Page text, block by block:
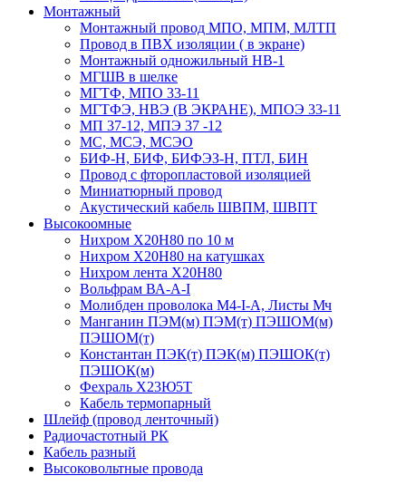
Монтажный
Монтажный провод МПО, МПМ, МЛТП
Провод в ПВХ изоляции ( в экране)
Монтажный одножильный HB-1
МГШВ в шелке
МГТФ, МПО 33-11
МГТФЭ, НВЭ (В ЭКРАНЕ), МПОЭ 33-11
МП 37-12, МПЭ 37 -12
МС, МСЭ, МСЭО
БИФ-Н, БИФ, БИФЭЗ-Н, ПТЛ, БИН
Провод с фторопластовой изоляцией
Миниатюрный провод
Акустический кабель ШВПМ, ШВПТ
Высокоомные
Нихром Х20Н80 по 10 м
Нихром Х20Н80 на катушках
Нихром лента Х20Н80
Вольфрам ВА-А-I
Молибден проволока М4-I-А, Листы Мч
Манганин ПЭМ(м) ПЭМ(т) ПЭШОМ(м)
ПЭШОМ(т)
Константан ПЭК(т) ПЭК(м) ПЭШОК(т)
ПЭШОК(м)
Фехраль Х23Ю5Т
Кабель термопарный
Шлейф (провод ленточный)
Радиочастотный РК
Кабель разный
Высоковольтные провода